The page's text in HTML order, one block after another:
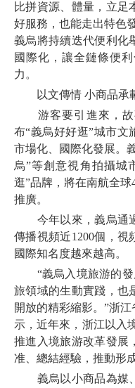
比拼資源、體量，立足
好服務，也能走出特色
義烏將持續迭代便利化
國際化，讓全鏈條便
力。
以文傳情 小商品承
游客要引進來，故
布“義烏好好逛”城市文
市場化、國際化發展。
烏”等創意視角拍攝城
逛”品牌，將在南航全
推廣。
今年以來，義烏通過
傳播視頻近1200個，視
國際知名度越來越高。
“義烏入境旅游的發
旅領域的生動實踐，也
開放的精彩縮影。”浙
示，近年來，浙江以入
推進入境旅游改革發展
准、總結經驗，推動形
義烏以小商品為媒、